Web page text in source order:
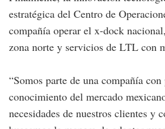
estratégica del Centro de
compañía operar el x-dock
zona norte y servicios de LTL con
“Somos parte de una compañía
conocimiento del mercado
necesidades de nuestros clientes y